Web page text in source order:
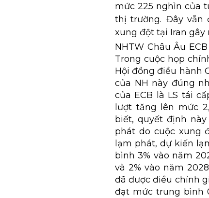
mức 225 nghìn của
thị trường. Đây vẫn
xung đột tại Iran gây
NHTW Châu Âu
Trong cuộc họp
Hội đồng điều hành
của NH này đúng
của ECB là LS tái
lượt tăng lên mức
biết, quyết định
phát do cuộc xung
lạm phát, dự kiến
bình 3% vào năm
và 2% vào năm
đã được điều chỉnh
đạt mức trung bình